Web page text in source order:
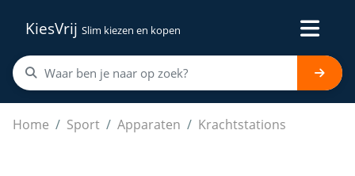
KiesVrij Slim kiezen en kopen
Home Sport Apparaten Krachtstations
Krachtstation - Pull Up Station - Pull Up Bar - Power